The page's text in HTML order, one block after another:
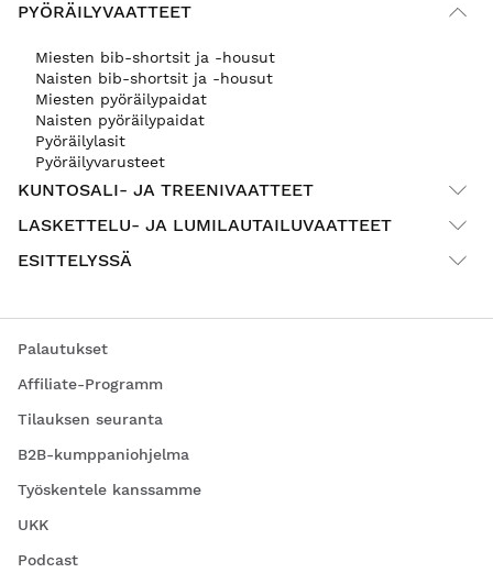
PYÖRÄILYVAATTEET
Miesten bib-shortsit ja -housut
Naisten bib-shortsit ja -housut
Miesten pyöräilypaidat
Naisten pyöräilypaidat
Pyöräilylasit
Pyöräilyvarusteet
KUNTOSALI- JA TREENIVAATTEET
LASKETTELU- JA LUMILAUTAILUVAATTEET
ESITTELYSSÄ
Palautukset
Affiliate-Programm
Tilauksen seuranta
B2B-kumppaniohjelma
Työskentele kanssamme
UKK
Podcast